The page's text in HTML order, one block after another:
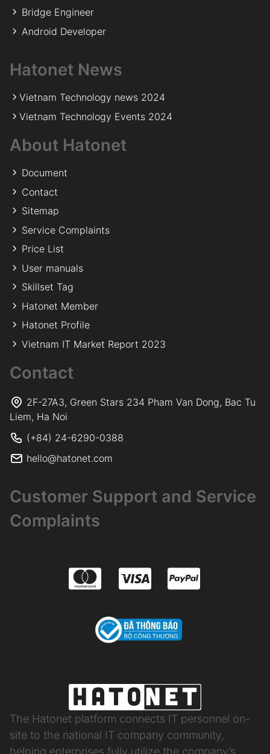
Bridge Engineer
Android Developer
Hatonet News
Vietnam Technology news 2024
Vietnam Technology Events 2024
About Hatonet
Document
Contact
Sitemap
Service Complaints
Price List
User manuals
Skillset Tag
Hatonet Member
Hatonet Profile
Vietnam IT Market Report 2023
Contact
2F-27A3, Green Stars 234 Pham Van Dong, Bac Tu
Liem, Ha Noi
(+84) 24-6290-0388
hello@hatonet.com
Customer Support and Service
Complaints
The Hatonet platform connects IT personnel on-
site to the national IT company community,
helping enterprises fully utilize the company’s